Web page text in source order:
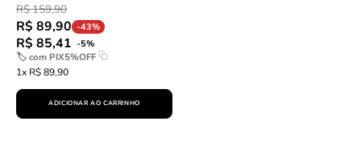
R$ 159,90
R$ 89,90 -43%
R$ 85,41 -5%
🏷 com PIX5%OFF
1x R$ 89,90
ADICIONAR AO CARRINHO